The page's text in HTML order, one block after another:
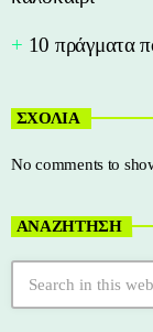
10 πράγματα
ΣΧΟΛΙΑ
No comments to
ΑΝΑΖΗΤΗΣΗ